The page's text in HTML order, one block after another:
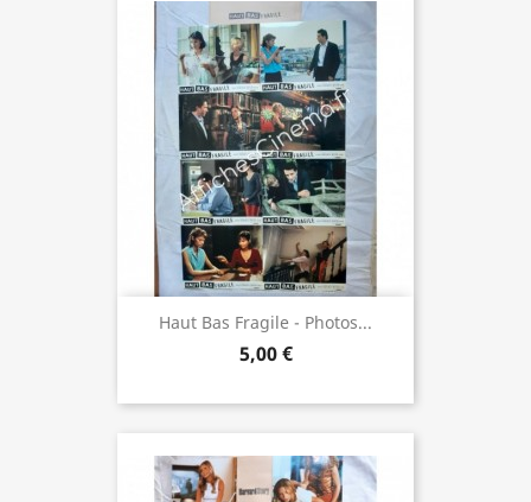
Haut Bas Fragile - Photos...
5,00 €